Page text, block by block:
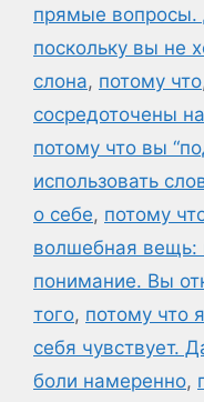
прямые вопросы.
поскольку вы не
слона, потому что
сосредоточены
потому что вы
использовать
о себе, потому
волшебная вещь:
понимание. Вы
того, потому что
себя чувствует.
боли намеренно,